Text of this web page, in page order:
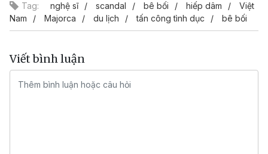
Tag: nghệ sĩ scandal bê bối hiếp dâm
Việt
Nam
Majorca du lịch tấn công tình dục bê bối
Viết bình luận